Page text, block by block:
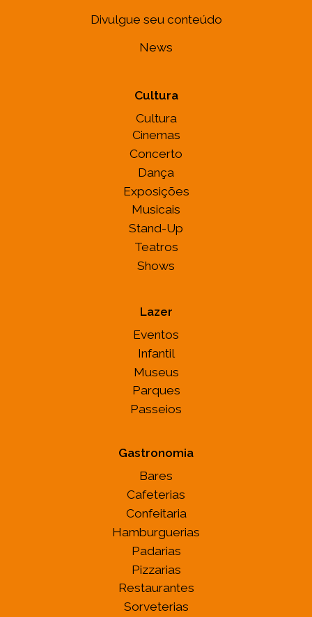
Divulgue seu conteúdo
News
Cultura
Cultura
Cinemas
Concerto
Dança
Exposições
Musicais
Stand-Up
Teatros
Shows
Lazer
Eventos
Infantil
Museus
Parques
Passeios
Gastronomia
Bares
Cafeterias
Confeitaria
Hamburguerias
Padarias
Pizzarias
Restaurantes
Sorveterias